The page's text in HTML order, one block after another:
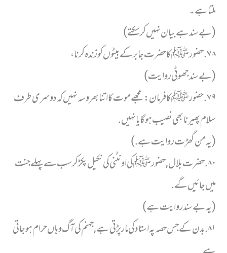
ملتا ہے ۔
(بے سند ہے بیان نہیں کر سکتے)
٧٨. حضور ﷺ کا حضرت جابر کے بیٹوں کو زندہ کرنا،
(بے سند جھوٹی روایت)
٧٩. حضورﷺکا فرمان: مجھے موت کا اتنا بھروسہ نہیں کہ دوسری طرف
سلام پھیرنا بھی نصیب ہوگا یا نہیں.
(یہ من گھڑت روایت ہے.)
٨٠. حضرت بلال, حضورﷺ کی اونٹنی کی نکیل پکڑ کر سب سے پہلے جنت
میں جائیں گے.
(یہ بےسند روایت ہے)
٨١. بدن کے جس حصہ پہ استاد کی مار پڑتی ہے,جہنم کی آگ وہاں حرام ہو جاتی